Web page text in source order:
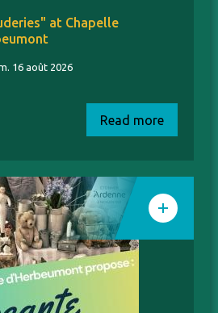
at Chapelle
16 août 2026
Read more